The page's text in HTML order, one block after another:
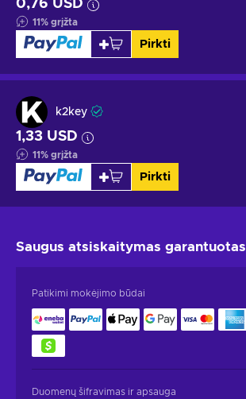
0,76 USD
11% grįžta
Pirkti
k2key
1,33 USD
11% grįžta
Pirkti
Saugus atsiskaitymas garantuotas
Patikimi mokėjimo būdai
Duomenų šifravimas ir apsauga